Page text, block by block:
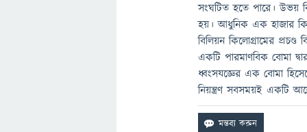
সংঘটিত হতে পারে। উভয়
হয়। আধুনিক এক হাজার
বিলিয়ন কিলোগ্রামের
একটি পারমাণবিক বোমা
ধ্বংসযজ্ঞের এক বোমা
নিয়ন্ত্রণ সবসময়ই একটি